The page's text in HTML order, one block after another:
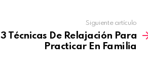
Siguiente artículo
3 Técnicas De Relajación Para
Practicar En Familia